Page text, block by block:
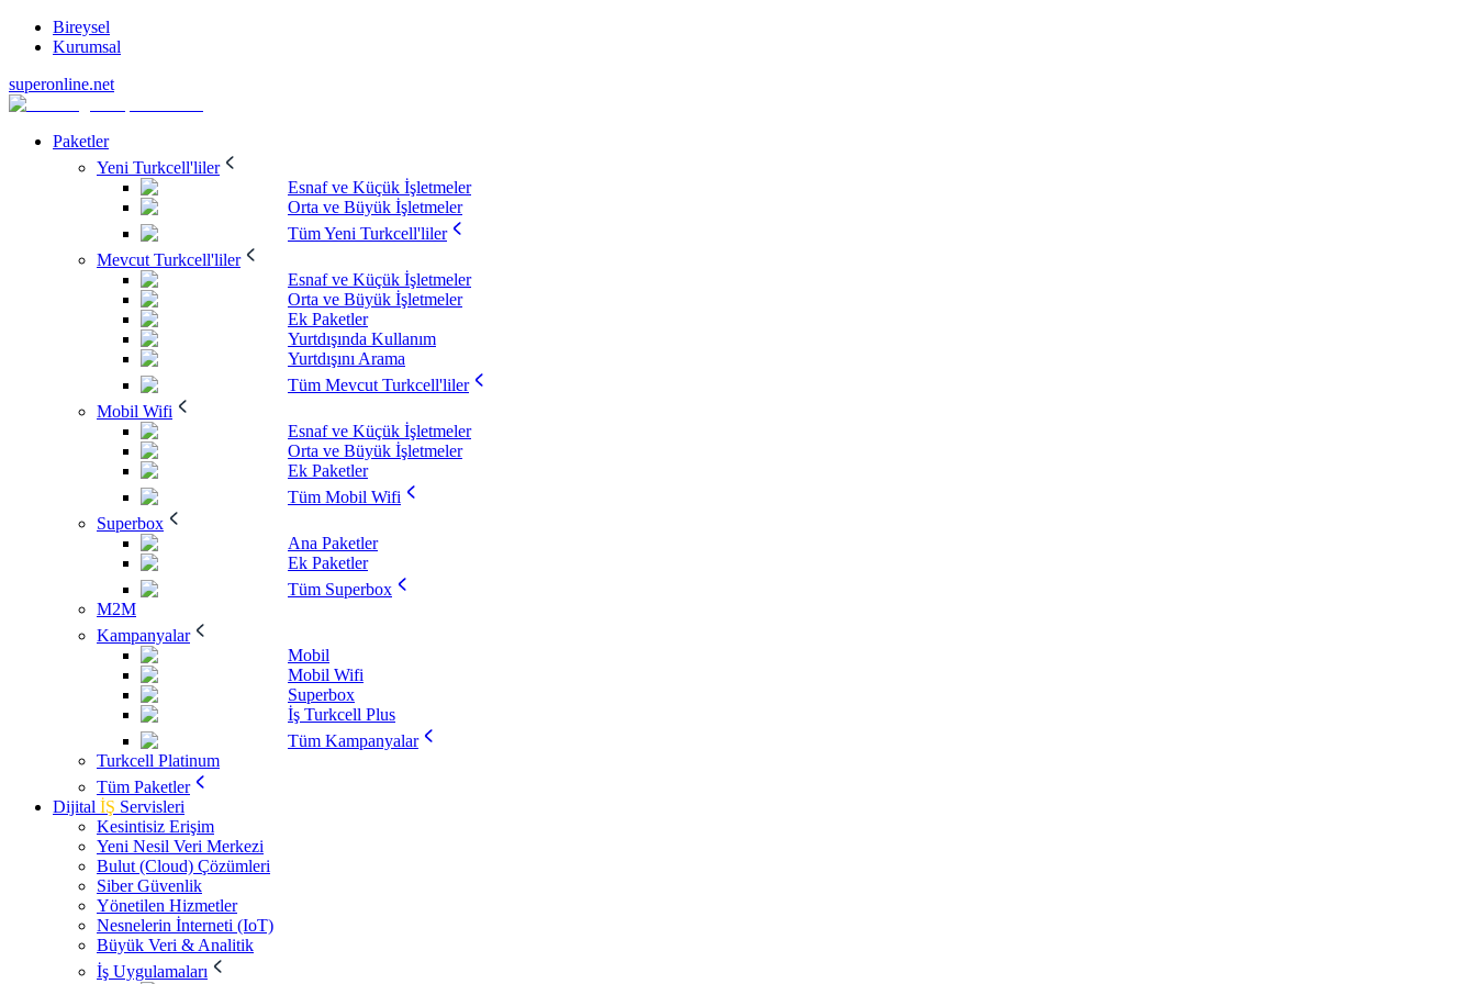
Bireysel
Kurumsal
superonline.net
Paketler
Yeni Turkcell'liler
Esnaf ve Küçük İşletmeler
Orta ve Büyük İşletmeler
Tüm Yeni Turkcell'liler
Mevcut Turkcell'liler
Esnaf ve Küçük İşletmeler
Orta ve Büyük İşletmeler
Ek Paketler
Yurtdışında Kullanım
Yurtdışını Arama
Tüm Mevcut Turkcell'liler
Mobil Wifi
Esnaf ve Küçük İşletmeler
Orta ve Büyük İşletmeler
Ek Paketler
Tüm Mobil Wifi
Superbox
Ana Paketler
Ek Paketler
Tüm Superbox
M2M
Kampanyalar
Mobil
Mobil Wifi
Superbox
İş Turkcell Plus
Tüm Kampanyalar
Turkcell Platinum
Tüm Paketler
Dijital İŞ Servisleri
Kesintisiz Erişim
Yeni Nesil Veri Merkezi
Bulut (Cloud) Çözümleri
Siber Güvenlik
Yönetilen Hizmetler
Nesnelerin İnterneti (IoT)
Büyük Veri & Analitik
İş Uygulamaları